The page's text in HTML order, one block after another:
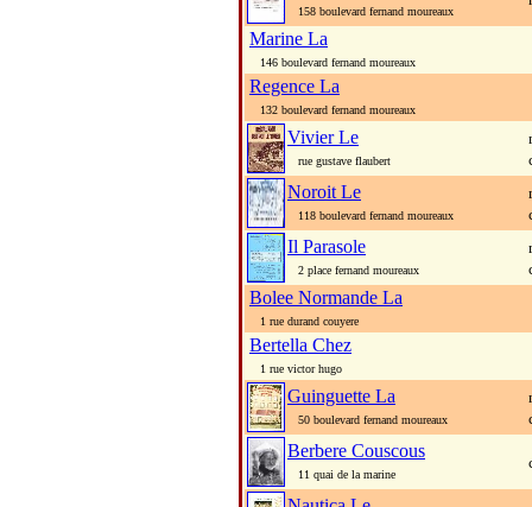
158 boulevard fernand moureaux
Marine La
146 boulevard fernand moureaux
Regence La
132 boulevard fernand moureaux
Vivier Le
rue gustave flaubert
Noroit Le
118 boulevard fernand moureaux
Il Parasole
2 place fernand moureaux
Bolee Normande La
1 rue durand couyere
Bertella Chez
1 rue victor hugo
Guinguette La
50 boulevard fernand moureaux
Berbere Couscous
11 quai de la marine